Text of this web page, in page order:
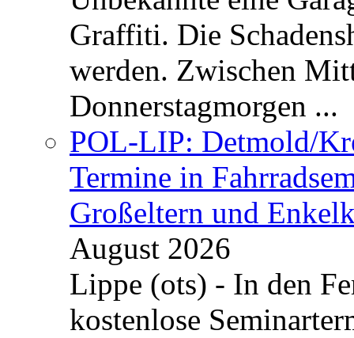
Graffiti. Die
werden. Zwischen
Donnerstagmorgen ...
POL-LIP: Detmold/
Termine in
Großeltern und
August 2026
Lippe (ots) - In den
kostenlose